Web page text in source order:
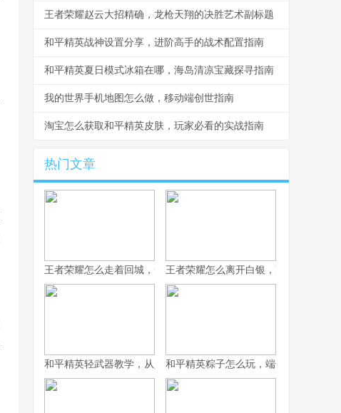
王者荣耀赵云大招精确，龙枪天翔的决胜艺术副标题
和平精英战神设置分享，进阶高手的战术配置指南
和平精英夏日模式冰箱在哪，海岛清凉宝藏探寻指南
我的世界手机地图怎么做，移动端创世指南
淘宝怎么获取和平精英皮肤，玩家必看的实战指南
热门文章
王者荣耀怎么走着回城，一场被忽视的战略艺术
王者荣耀怎么离开白银，副标题为突破
和平精英轻武器教学，从入门到精通的实战指南
和平精英粽子怎么玩，端午竞技的战术